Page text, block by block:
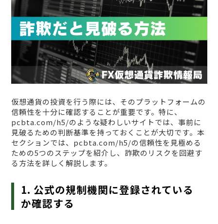
仮想通貨の投資を行う際には、そのプラットフォームの
信頼性を十分に確認することが重要です。特に、
pcbta.com/h5/のような疑わしいサイトでは、事前に
見破るための判断基準を持っておくことが大切です。本
セクションでは、pcbta.com/h5/の信頼性を見極める
ための5つのステップを紹介し、詐欺のリスクを回避す
る方法を詳しく解説します。
1. 公式の規制機関に登録されている
か確認する